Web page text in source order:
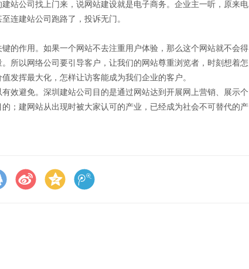
站公司找上门来，说网站建设就是电子商务。企业主一听，原来电
连建站公司跑路了，投诉无门。
的作用。如果一个网站不去注重用户体验，那么这个网站就不会得
所以网络公司要引导客户，让我们的网站尊重浏览者，时刻想着怎
发挥最大化，怎样让访客能成为我们企业的客户。
效避免。 深圳建站公司 目的是通过网站达到开展网上营销、展示个
； 建网站从出现时被大家认可的产业，已经成为社会不可替代的产